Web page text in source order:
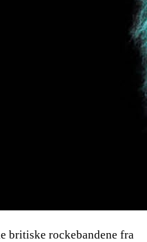
britiske rockebandene fra